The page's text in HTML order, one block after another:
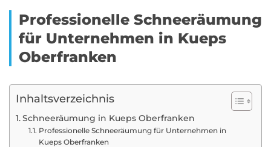
Professionelle Schneeräumung
für Unternehmen in Kueps
Oberfranken
Inhaltsverzeichnis
Schneeräumung in Kueps Oberfranken
Professionelle Schneeräumung für Unternehmen in
Kueps Oberfranken